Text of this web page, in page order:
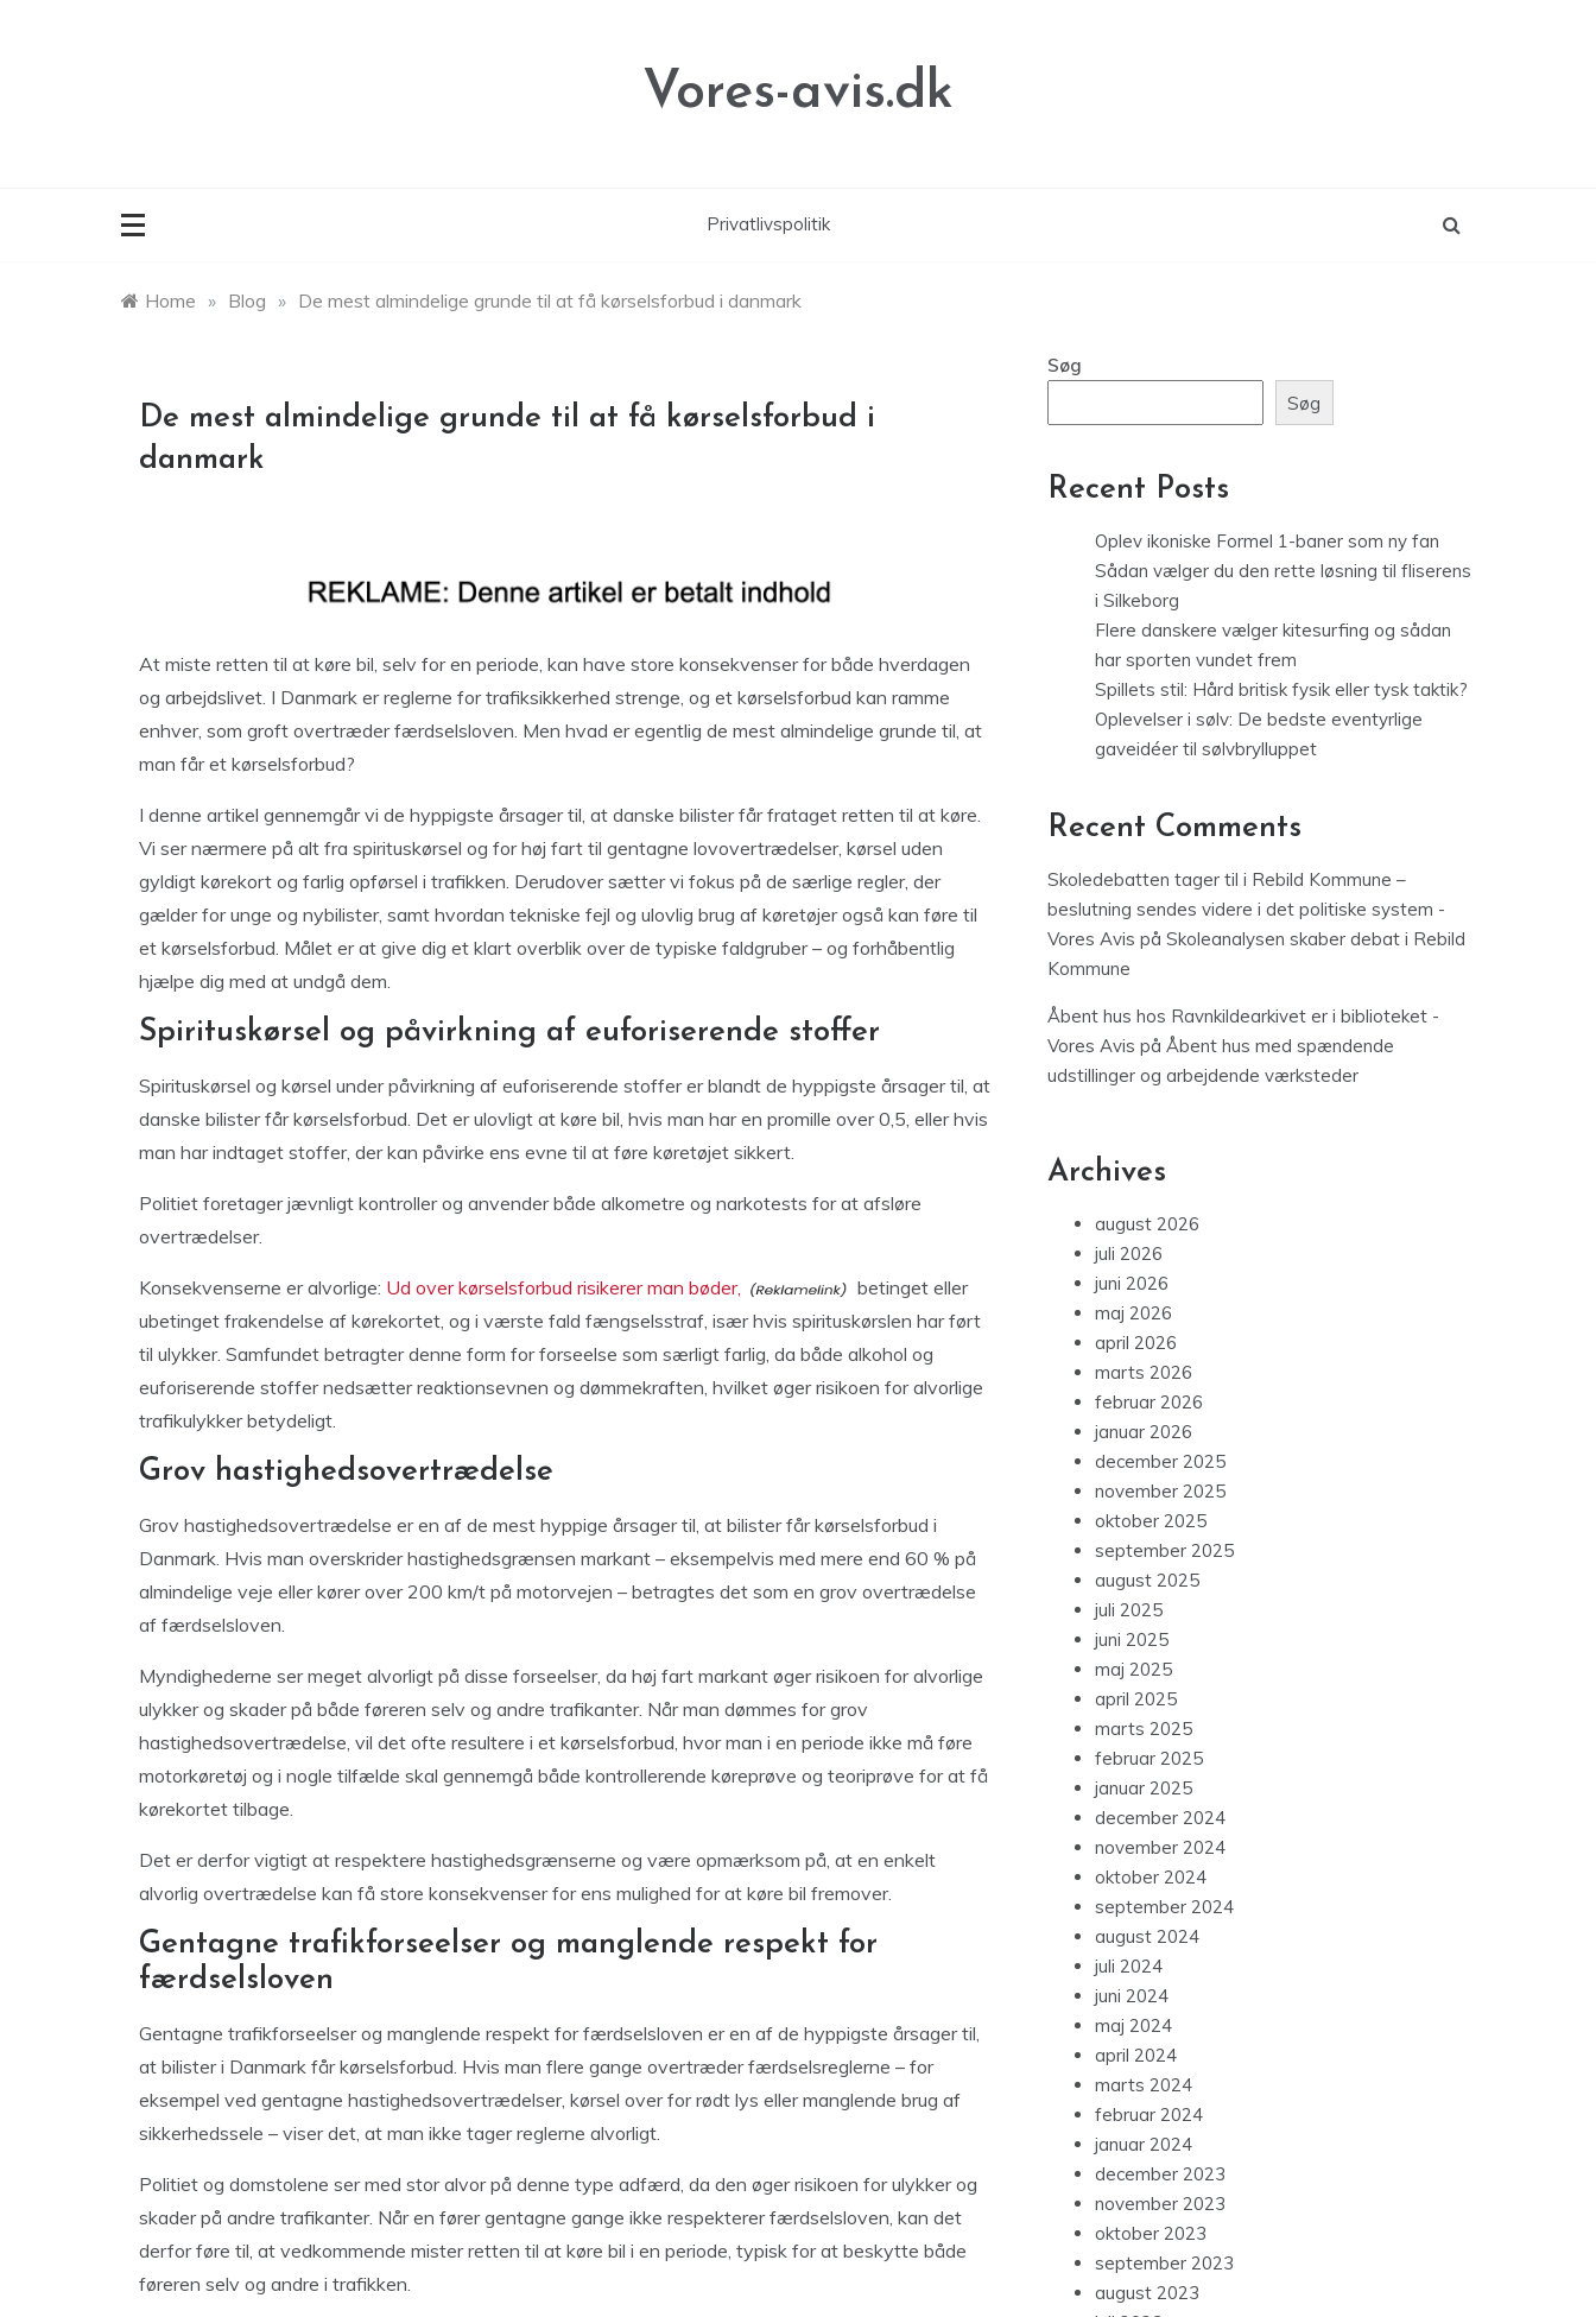
Vores-avis.dk
Privatlivspolitik
Home » Blog » De mest almindelige grunde til at få kørselsforbud i danmark
De mest almindelige grunde til at få kørselsforbud i
danmark
At miste retten til at køre bil, selv for en periode, kan have store konsekvenser for både hverdagen
og arbejdslivet. I Danmark er reglerne for trafiksikkerhed strenge, og et kørselsforbud kan ramme
enhver, som groft overtræder færdselsloven. Men hvad er egentlig de mest almindelige grunde til, at
man får et kørselsforbud?
I denne artikel gennemgår vi de hyppigste årsager til, at danske bilister får frataget retten til at køre.
Vi ser nærmere på alt fra spirituskørsel og for høj fart til gentagne lovovertrædelser, kørsel uden
gyldigt kørekort og farlig opførsel i trafikken. Derudover sætter vi fokus på de særlige regler, der
gælder for unge og nybilister, samt hvordan tekniske fejl og ulovlig brug af køretøjer også kan føre til
et kørselsforbud. Målet er at give dig et klart overblik over de typiske faldgruber – og forhåbentlig
hjælpe dig med at undgå dem.
Spirituskørsel og påvirkning af euforiserende stoffer
Spirituskørsel og kørsel under påvirkning af euforiserende stoffer er blandt de hyppigste årsager til, at
danske bilister får kørselsforbud. Det er ulovligt at køre bil, hvis man har en promille over 0,5, eller hvis
man har indtaget stoffer, der kan påvirke ens evne til at føre køretøjet sikkert.
Politiet foretager jævnligt kontroller og anvender både alkometre og narkotests for at afsløre
overtrædelser.
Konsekvenserne er alvorlige: Ud over kørselsforbud risikerer man bøder,
betinget eller
ubetinget frakendelse af kørekortet, og i værste fald fængselsstraf, især hvis spirituskørslen har ført
til ulykker. Samfundet betragter denne form for forseelse som særligt farlig, da både alkohol og
euforiserende stoffer nedsætter reaktionsevnen og dømmekraften, hvilket øger risikoen for alvorlige
trafikulykker betydeligt.
Grov hastighedsovertrædelse
Grov hastighedsovertrædelse er en af de mest hyppige årsager til, at bilister får kørselsforbud i
Danmark. Hvis man overskrider hastighedsgrænsen markant – eksempelvis med mere end 60 % på
almindelige veje eller kører over 200 km/t på motorvejen – betragtes det som en grov overtrædelse
af færdselsloven.
Myndighederne ser meget alvorligt på disse forseelser, da høj fart markant øger risikoen for alvorlige
ulykker og skader på både føreren selv og andre trafikanter. Når man dømmes for grov
hastighedsovertrædelse, vil det ofte resultere i et kørselsforbud, hvor man i en periode ikke må føre
motorkøretøj og i nogle tilfælde skal gennemgå både kontrollerende køreprøve og teoriprøve for at få
kørekortet tilbage.
Det er derfor vigtigt at respektere hastighedsgrænserne og være opmærksom på, at en enkelt
alvorlig overtrædelse kan få store konsekvenser for ens mulighed for at køre bil fremover.
Gentagne trafikforseelser og manglende respekt for
færdselsloven
Gentagne trafikforseelser og manglende respekt for færdselsloven er en af de hyppigste årsager til,
at bilister i Danmark får kørselsforbud. Hvis man flere gange overtræder færdselsreglerne – for
eksempel ved gentagne hastighedsovertrædelser, kørsel over for rødt lys eller manglende brug af
sikkerhedssele – viser det, at man ikke tager reglerne alvorligt.
Politiet og domstolene ser med stor alvor på denne type adfærd, da den øger risikoen for ulykker og
skader på andre trafikanter. Når en fører gentagne gange ikke respekterer færdselsloven, kan det
derfor føre til, at vedkommende mister retten til at køre bil i en periode, typisk for at beskytte både
føreren selv og andre i trafikken.
Søg
Søg
Recent Posts
Oplev ikoniske Formel 1-baner som ny fan
Sådan vælger du den rette løsning til fliserens
i Silkeborg
Flere danskere vælger kitesurfing og sådan
har sporten vundet frem
Spillets stil: Hård britisk fysik eller tysk taktik?
Oplevelser i sølv: De bedste eventyrlige
gaveidéer til sølvbrylluppet
Recent Comments
Skoledebatten tager til i Rebild Kommune –
beslutning sendes videre i det politiske system -
Vores Avis på Skoleanalysen skaber debat i Rebild
Kommune
Åbent hus hos Ravnkildearkivet er i biblioteket -
Vores Avis på Åbent hus med spændende
udstillinger og arbejdende værksteder
Archives
august 2026
juli 2026
juni 2026
maj 2026
april 2026
marts 2026
februar 2026
januar 2026
december 2025
november 2025
oktober 2025
september 2025
august 2025
juli 2025
juni 2025
maj 2025
april 2025
marts 2025
februar 2025
januar 2025
december 2024
november 2024
oktober 2024
september 2024
august 2024
juli 2024
juni 2024
maj 2024
april 2024
marts 2024
februar 2024
januar 2024
december 2023
november 2023
oktober 2023
september 2023
august 2023